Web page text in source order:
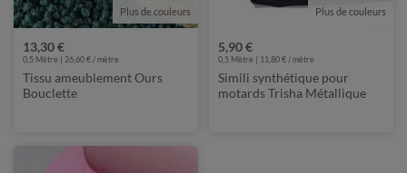
Plus de couleurs
13,30 €
0,5 Mètre | 26,60 € / mètre
Tissu ameublement Ours
Bouclette
Plus de couleurs
5,90 €
0,5 Mètre | 11,80 € / mètre
Simili synthétique pour
motards Trisha Métallique